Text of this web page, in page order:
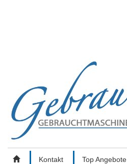
Kontakt Top Angebote